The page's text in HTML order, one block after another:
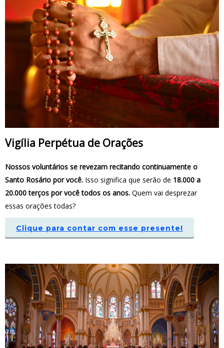
Vigília Perpétua de Orações
Nossos voluntários se revezam recitando continuamente o
Santo Rosário por você. Isso significa que serão de 18.000 a
20.000 terços por você todos os anos. Quem vai desprezar
essas orações todas?
Clique para contar com esse presente!